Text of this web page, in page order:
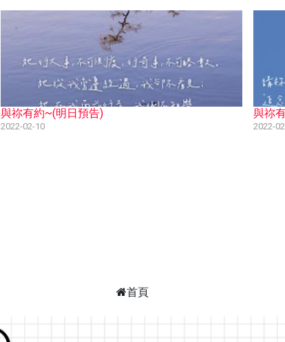
與祢有約~(明日預告)
2022-02-10
與祢
2022-
首頁